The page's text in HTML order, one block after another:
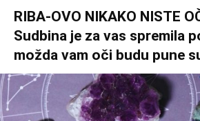
RIBA-OVO NIKAKO NISTE
Sudbina je za vas spremila
možda vam oči budu pune